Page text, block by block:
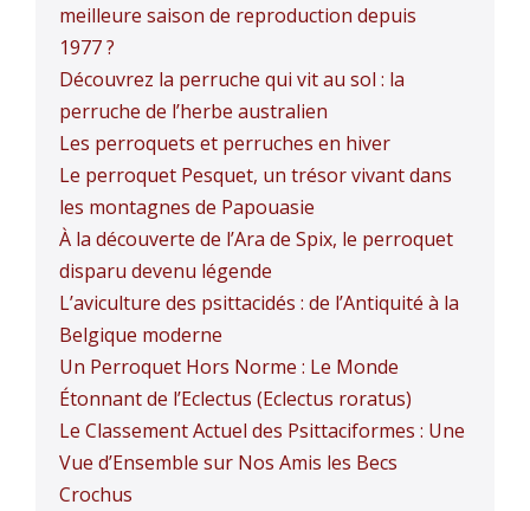
meilleure saison de reproduction depuis
1977 ?
Découvrez la perruche qui vit au sol : la
perruche de l’herbe australien
Les perroquets et perruches en hiver
Le perroquet Pesquet, un trésor vivant dans
les montagnes de Papouasie
À la découverte de l’Ara de Spix, le perroquet
disparu devenu légende
L’aviculture des psittacidés : de l’Antiquité à la
Belgique moderne
Un Perroquet Hors Norme : Le Monde
Étonnant de l’Eclectus (Eclectus roratus)
Le Classement Actuel des Psittaciformes : Une
Vue d’Ensemble sur Nos Amis les Becs
Crochus